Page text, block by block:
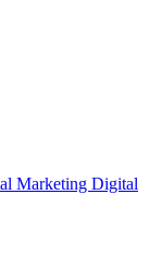
Marketing Digital